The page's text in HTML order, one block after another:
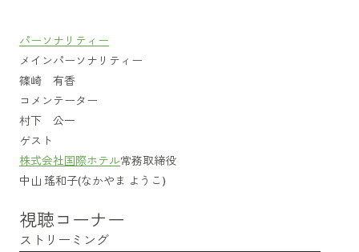
パーソナリティー
メインパーソナリティー
篠崎 有香
コメンテーター
村下 公一
ゲスト
株式会社国際ホテル常務取締役
中山 瑤和子(なかやま ようこ)
視聴コーナー
ストリーミング